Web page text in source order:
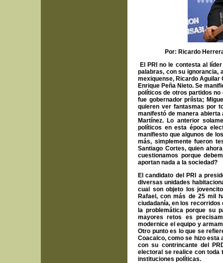
Por: Ricardo Herrera
El PRI no le contesta al
palabras, con su ignorancia,
mexiquense, Ricardo Aguilar
Enrique Peña Nieto. Se
políticos de otros partidos no
fue gobernador priìsta;
quieren ver fantasmas por
manifestó de manera abierta
Martínez. Lo anterior
políticos en esta época
manifiesto que algunos de
más, simplemente fueron
Santiago Cortes, quien
cuestionamos porque
aportan nada a la sociedad?
El candidato del PRI a
diversas unidades
cual son objeto los
Rafael, con más de 25 mil
ciudadanía, en los recorridos
la problemática porque su
mayores retos es
modernice el equipo y
Otro punto es lo que se
Coacalco, como se hizo esta
con su contrincante del
electoral se realice con toda
instituciones políticas.